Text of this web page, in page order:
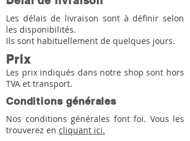
Les délais de livraison sont à définir selon
les disponibilités.
Ils sont habituellement de quelques jours.
Prix
Les prix indiqués dans notre shop sont hors
TVA et transport.
Conditions générales
Nos conditions générales font foi. Vous les
trouverez en cliquant ici.